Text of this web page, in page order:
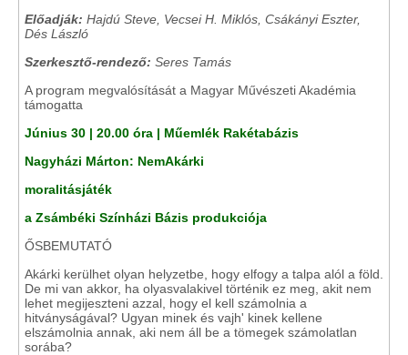
Előadják: Hajdú Steve, Vecsei H. Miklós, Csákányi Eszter,
Dés László
Szerkesztő-rendező: Seres Tamás
A program megvalósítását a Magyar Művészeti Akadémia
támogatta
Június 30 | 20.00 óra | Műemlék Rakétabázis
Nagyházi Márton: NemAkárki
moralitásjáték
a Zsámbéki Színházi Bázis produkciója
ŐSBEMUTATÓ
Akárki kerülhet olyan helyzetbe, hogy elfogy a talpa alól a föld.
De mi van akkor, ha olyasvalakivel történik ez meg, akit nem
lehet megijeszteni azzal, hogy el kell számolnia a
hitványságával? Ugyan minek és vajh' kinek kellene
elszámolnia annak, aki nem áll be a tömegek számolatlan
sorába?